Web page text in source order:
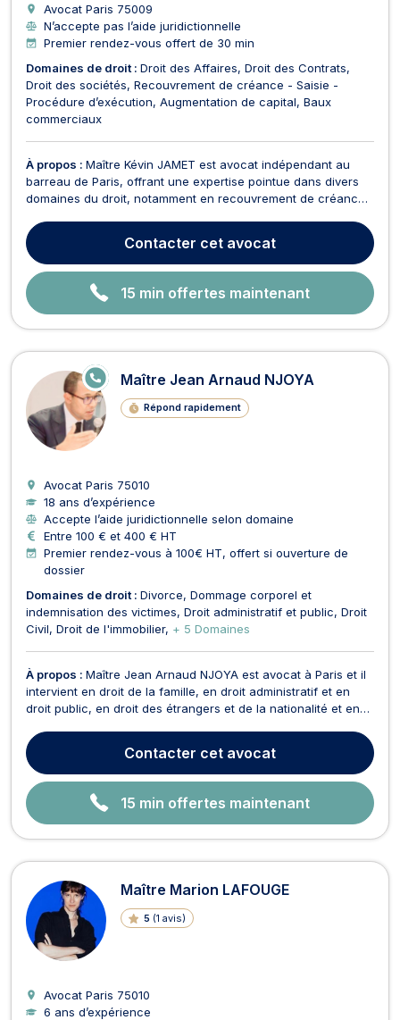
Avocat Paris 75009
N’accepte pas l’aide juridictionnelle
Premier rendez-vous offert de 30 min
Domaines de droit : Droit des Affaires Droit des Contrats
Droit des sociétés Recouvrement de créance - Saisie -
Procédure d’exécution Augmentation de capital Baux
commerciaux
À propos : Maître Kévin JAMET est avocat indépendant au
barreau de Paris, offrant une expertise pointue dans divers
domaines du droit, notamment en recouvrement de créance,
des associations et fondations et baux commerciaux. En
matière de recouvrement de créance, Maître...
Contacter cet avocat
15 min offertes maintenant
Maître Jean Arnaud NJOYA
Répond rapidement
E
N
LI
G
N
E
Avocat Paris 75010
18 ans d’expérience
Accepte l’aide juridictionnelle selon domaine
Entre 100 € et 400 € HT
Premier rendez-vous à 100€ HT, offert si ouverture de
dossier
Domaines de droit : Divorce Dommage corporel et
indemnisation des victimes Droit administratif et public Droit
Civil Droit de l'immobilier + 5 Domaines
À propos : Maître Jean Arnaud NJOYA est avocat à Paris et il
intervient en droit de la famille, en droit administratif et en
droit public, en droit des étrangers et de la nationalité et en
NJOYA opère en droit de la famille pour vos procédures de
séparation, de divorce,...
Contacter cet avocat
15 min offertes maintenant
Maître Marion LAFOUGE
5 (1 avis)
Avocat Paris 75010
6 ans d’expérience